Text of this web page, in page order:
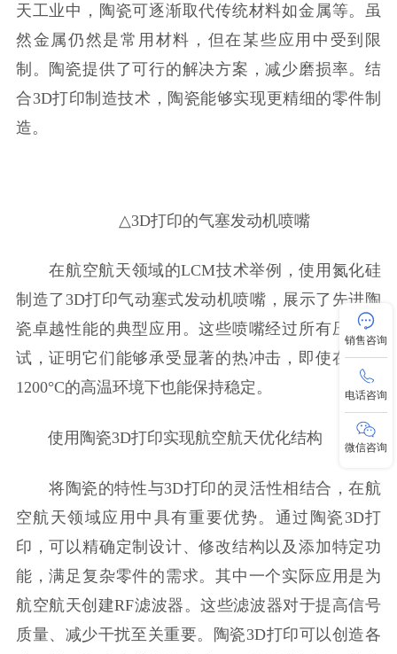
天工业中，陶瓷可逐渐取代传统材料如金属等。虽
然金属仍然是常用材料，但在某些应用中受到限
制。陶瓷提供了可行的解决方案，减少磨损率。结
合3D打印制造技术，陶瓷能够实现更精细的零件制
造。
△3D打印的气塞发动机喷嘴
在航空航天领域的LCM技术举例，使用氮化硅
制造了3D打印气动塞式发动机喷嘴，展示了先进陶
瓷卓越性能的典型应用。这些喷嘴经过所有压力测
试，证明它们能够承受显著的热冲击，即使在超过
1200°C的高温环境下也能保持稳定。
使用陶瓷3D打印实现航空航天优化结构
将陶瓷的特性与3D打印的灵活性相结合，在航
空航天领域应用中具有重要优势。通过陶瓷3D打
印，可以精确定制设计、修改结构以及添加特定功
能，满足复杂零件的需求。其中一个实际应用是为
航空航天创建RF滤波器。这些滤波器对于提高信号
质量、减少干扰至关重要。陶瓷3D打印可以创造各
销售咨询
电话咨询
微信咨询